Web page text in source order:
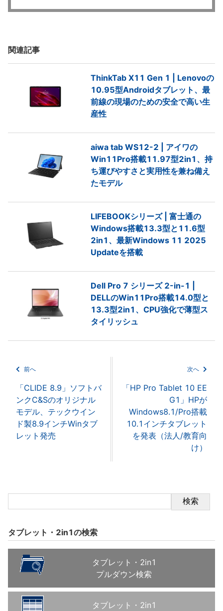
関連記事
ThinkTab X11 Gen 1 | Lenovoの
10.95型Androidタブレット、最
前線の現場のための安全で高い生
産性
aiwa tab WS12-2 | アイワの
Win11Pro搭載11.97型2in1、持
ち運びやすさと実用性を兼ね備え
たモデル
LIFEBOOKシリーズ | 富士通の
Windows搭載13.3型と11.6型
2in1、最新Windows 11 2025
Updateを搭載
Dell Pro 7 シリーズ 2-in-1 |
DELLのWin11Pro搭載14.0型と
13.3型2in1、CPU強化で薄型ス
タイリッシュ
前へ
「CLIDE 8.9」ソフトバ
ンクC&Sのオリジナル
モデル、テックウイン
ド製8.9インチWinタブ
レット発売
次へ
「HP Pro Tablet 10 EE
G1」HPが
Windows8.1/Pro搭載
10.1インチタブレット
を発表（法人/教育向
け）
検索
タブレット・2in1の検索
タブレット・2in1
プルダウン検索
タブレット・2in1